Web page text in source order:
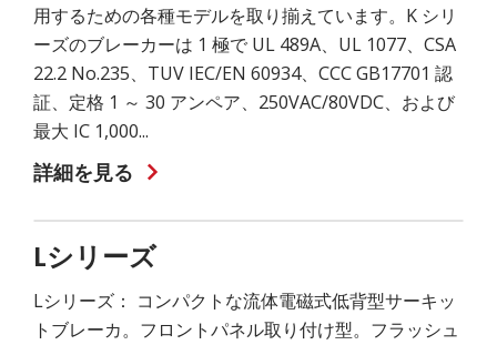
用するための各種モデルを取り揃えています。K シリ
ーズのブレーカーは 1 極で UL 489A、UL 1077、CSA
22.2 No.235、TUV IEC/EN 60934、CCC GB17701 認
証、定格 1 ～ 30 アンペア、250VAC/80VDC、および
最大 IC 1,000...
詳細を見る
Lシリーズ
Lシリーズ： コンパクトな流体電磁式低背型サーキッ
トブレーカ。フロントパネル取り付け型。フラッシュ